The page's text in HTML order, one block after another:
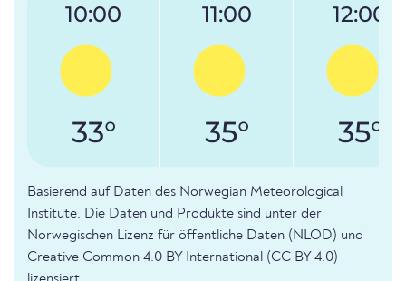
10:00
33°
11:00
35°
12:00
35°
Basierend auf Daten des Norwegian Meteorological
Institute. Die Daten und Produkte sind unter der
Norwegischen Lizenz für öffentliche Daten (NLOD) und
Creative Common 4.0 BY International (CC BY 4.0)